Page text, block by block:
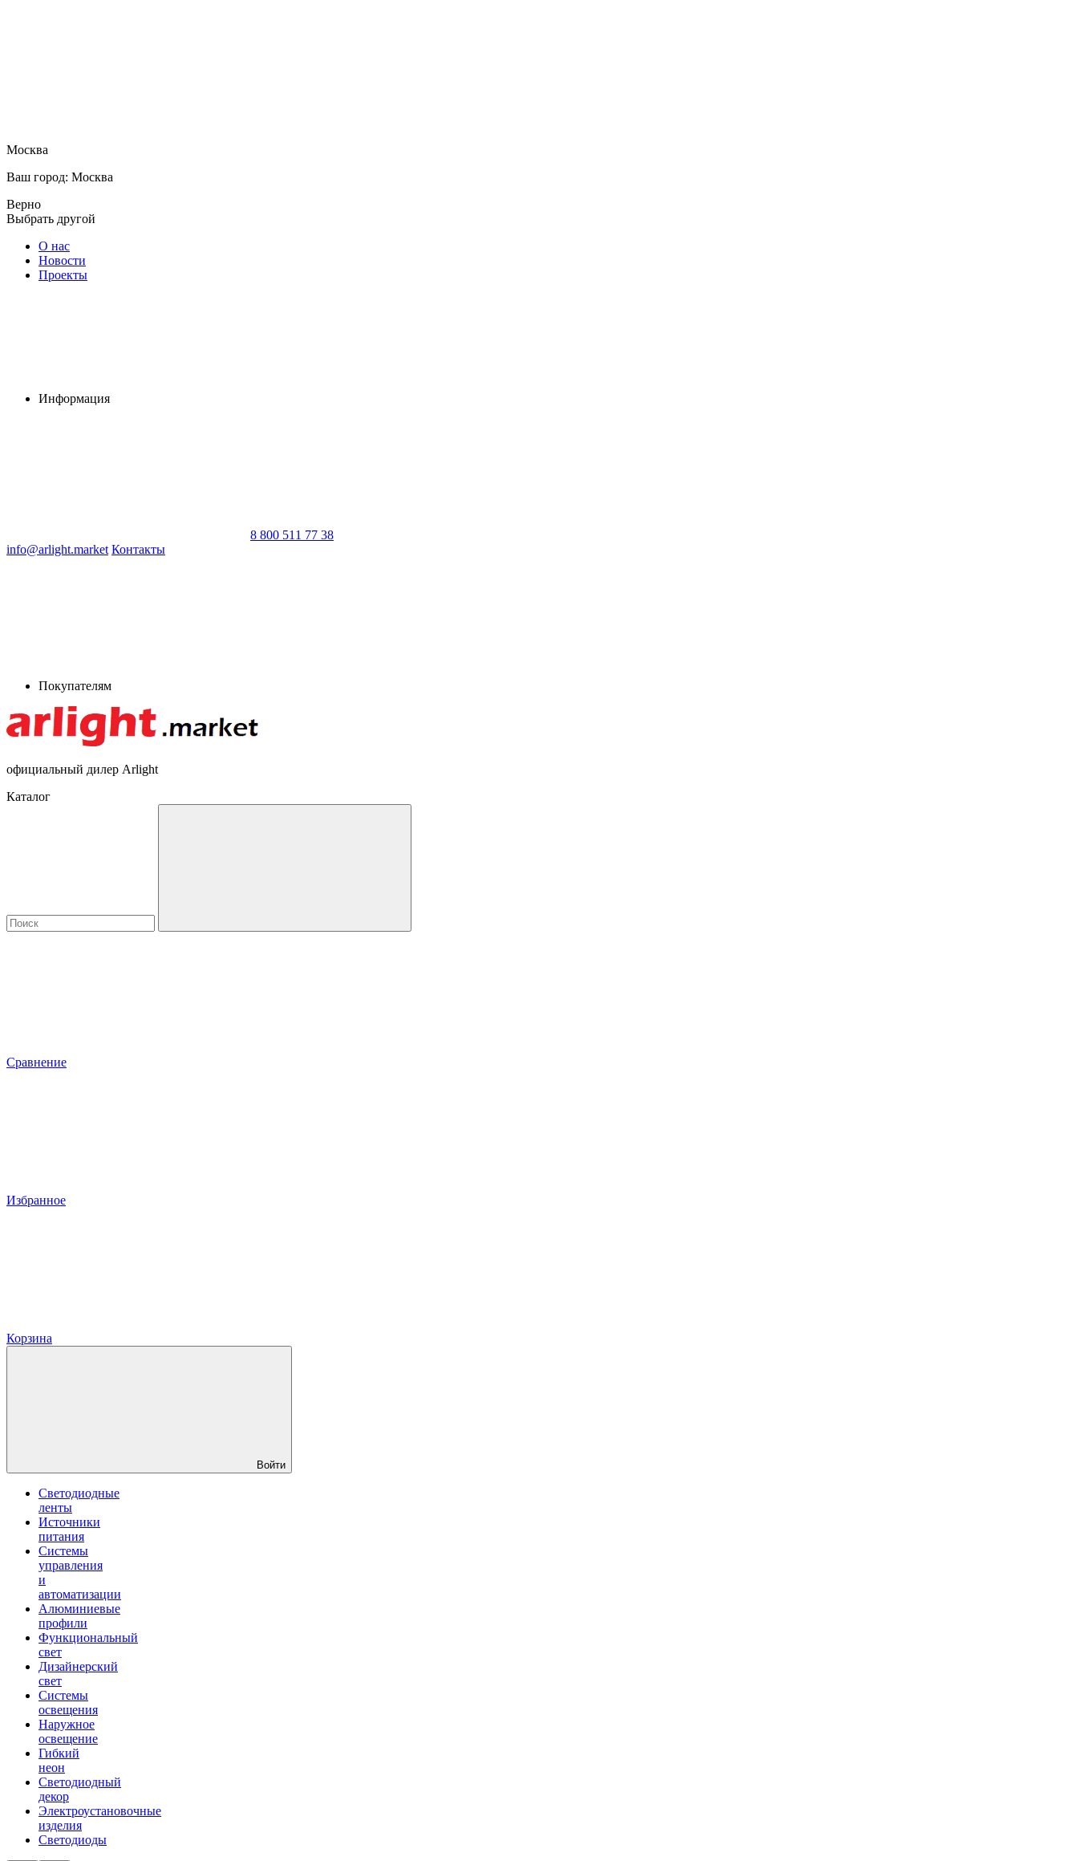
Москва
Ваш город: Москва
Верно
Выбрать другой
О нас
Новости
Проекты
Информация
8 800 511 77 38
info@arlight.market Контакты
Покупателям
официальный дилер Arlight
Каталог
Сравнение
Избранное
Корзина
Войти
Светодиодные
ленты
Источники
питания
Системы
управления
и
автоматизации
Алюминиевые
профили
Функциональный
свет
Дизайнерский
свет
Системы
освещения
Наружное
освещение
Гибкий
неон
Светодиодный
декор
Электроустановочные
изделия
Светодиоды